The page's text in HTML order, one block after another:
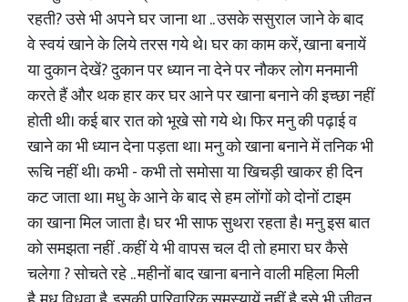
रहती? उसे भी अपने घर जाना था .. उसके ससुराल जाने के बाद
वे स्वयं खाने के लिये तरस गये थे। घर का काम करें, खाना बनायें
या दुकान देखें? दुकान पर ध्यान ना देने पर नौकर लोग मनमानी
करते हैं और थक हार कर घर आने पर खाना बनाने की इच्छा नहीं
होती थी। कई बार रात को भूखे सो गये थे। फिर मनु की पढ़ाई व
खाने का भी ध्यान देना पड़ता था। मनु को खाना बनाने में तनिक भी
रूचि नहीं थी। कभी - कभी तो समोसा या खिचड़ी खाकर ही दिन
कट जाता था। मधु के आने के बाद से हम लोंगों को दोनों टाइम
का खाना मिल जाता है। घर भी साफ सुथरा रहता है। मनु इस बात
को समझता नहीं . कहीं ये भी वापस चल दी तो हमारा घर कैसे
चलेगा ? सोचते रहे .. महीनों बाद खाना बनाने वाली महिला मिली